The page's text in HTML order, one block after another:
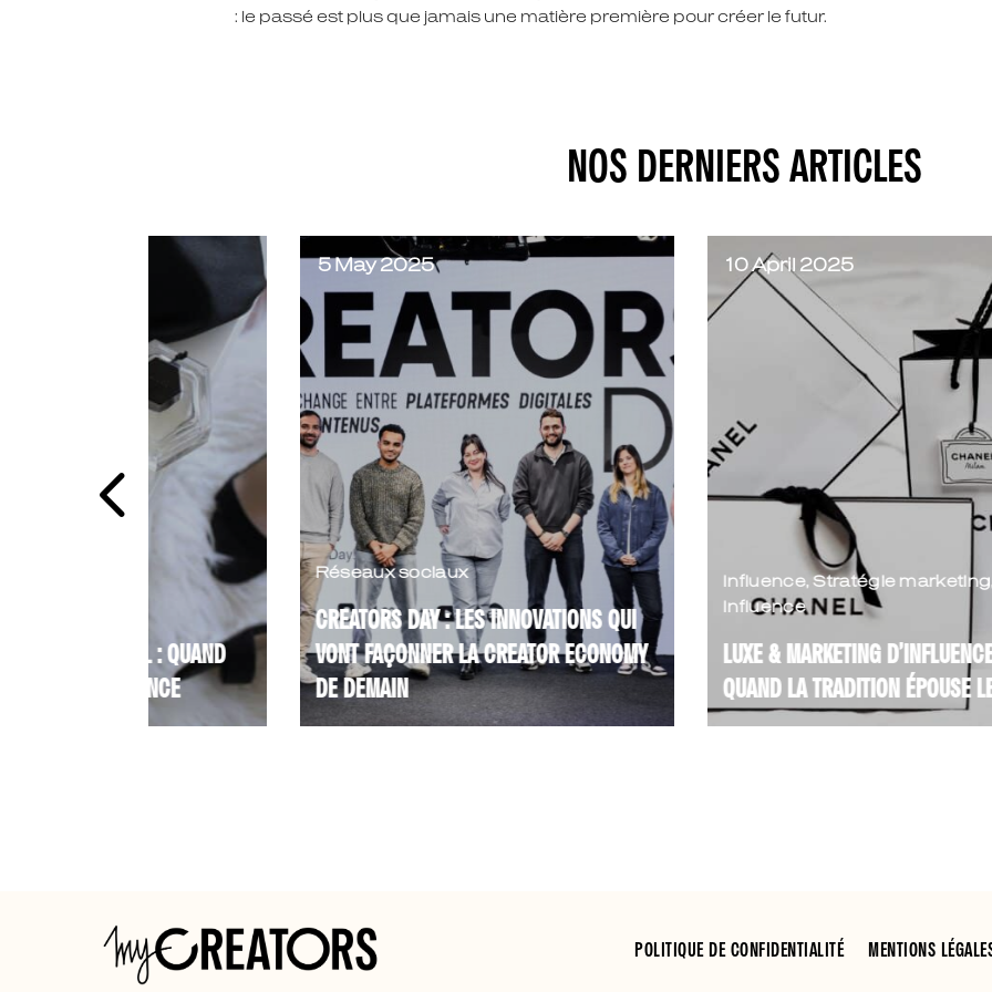
: le passé est plus que jamais une matière première pour créer le futur.
NOS DERNIERS ARTICLES
CREATORS DAY : LES INNOVATIONS QUI
VONT FAÇONNER LA CREATOR ECONOMY
DE DEMAIN
Réseaux sociaux
5 May 2025
LUXE & MARKETING D’INFLUENCE :
QUAND LA TRADITION ÉPOUSE LE DIGITAL
Influence , Stratégie marketing,Top
Influence
POLITIQUE DE CONFIDENTIALITÉ MENTIONS